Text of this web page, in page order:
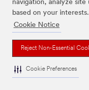
navigation, analyze
based on your interests.
Cookie Notice
Reject Non-Essential
Cookie Preferences